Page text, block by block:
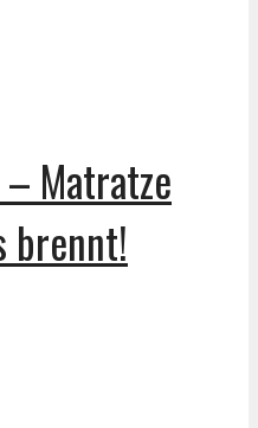
Matratze
brennt!